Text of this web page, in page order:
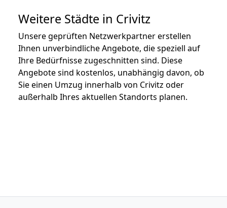
Weitere Städte in Crivitz
Unsere geprüften Netzwerkpartner erstellen
Ihnen unverbindliche Angebote, die speziell auf
Ihre Bedürfnisse zugeschnitten sind. Diese
Angebote sind kostenlos, unabhängig davon, ob
Sie einen Umzug innerhalb von Crivitz oder
außerhalb Ihres aktuellen Standorts planen.